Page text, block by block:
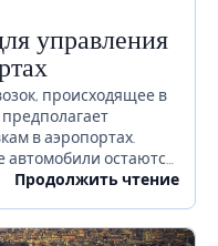
управления
происходящее в
в аэропортах.
остаются
длительного
Продолжить чтение